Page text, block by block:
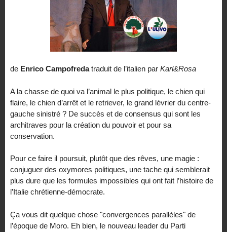
de Enrico Campofredatraduit de l’italien par Karl&Rosa
A la chasse de quoi va l’animal le plus politique, le chien qui
flaire, le chien d’arrêt et le retriever, le grand lévrier du centre-
gauche sinistré ? De succès et de consensus qui sont les
architraves pour la création du pouvoir et pour sa
conservation.
Pour ce faire il poursuit, plutôt que des rêves, une magie :
conjuguer des oxymores politiques, une tache qui semblerait
plus dure que les formules impossibles qui ont fait l’histoire de
l’Italie chrétienne-démocrate.
Ça vous dit quelque chose "convergences parallèles" de
l’époque de Moro. Eh bien, le nouveau leader du Parti